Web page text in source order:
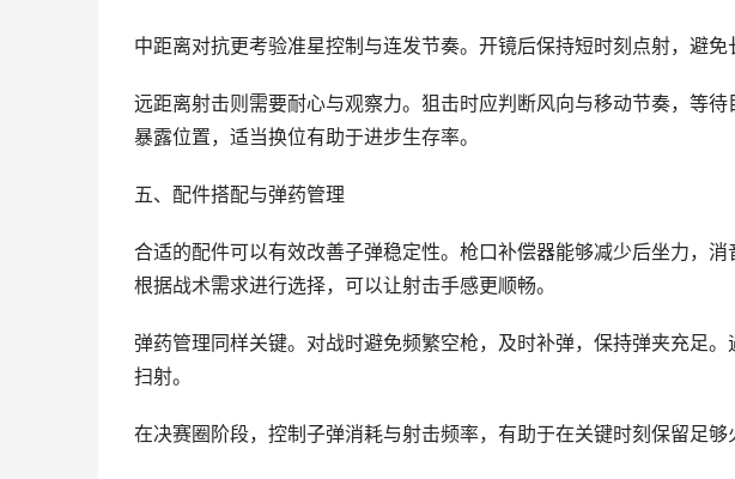
中距离对抗更考验准星控制与连发节奏。开镜后保持短时刻点射，避免
远距离射击则需要耐心与观察力。狙击时应判断风向与移动节奏，等
暴露位置，适当换位有助于进步生存率。
五、配件搭配与弹药管理
合适的配件可以有效改善子弹稳定性。枪口补偿器能够减少后坐力，消
根据战术需求进行选择，可以让射击手感更顺畅。
弹药管理同样关键。对战时避免频繁空枪，及时补弹，保持弹夹充足
扫射。
在决赛圈阶段，控制子弹消耗与射击频率，有助于在关键时刻保留足够